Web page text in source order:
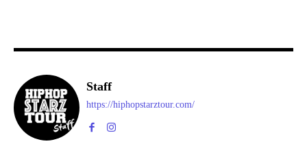
Staff
https://hiphopstarztour.com/